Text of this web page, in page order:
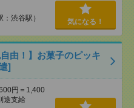
渋谷駅） 気になる！
由！】お菓子のピッキ
]
円＝1,400
途支給